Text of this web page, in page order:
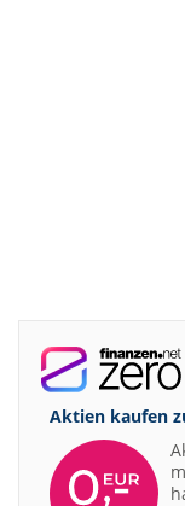
Aktien kaufen